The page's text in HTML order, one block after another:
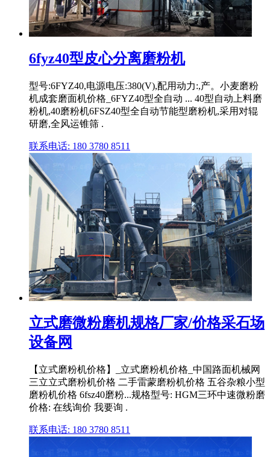
6fyz40型皮心分离磨粉机
型号:6FYZ40,电源电压:380(V),配用动力:,产。小麦磨粉
机成套磨面机价格_6FYZ40型全自动 ... 40型自动上料磨
粉机,40磨粉机6FSZ40型全自动节能型磨粉机,采用对辊
研磨,全风运锥筛 .
联系电话: 180 3780 8511
立式磨微粉磨机规格厂家/价格采石场
设备网
【立式磨粉机价格】_立式磨粉机价格_中国路面机械网
三立立式磨粉机价格 二手雷蒙磨粉机价格 五谷杂粮小型
磨粉机价格 6fsz40磨粉...规格型号: HGM三环中速微粉磨
价格: 在线询价 我要询 .
联系电话: 180 3780 8511